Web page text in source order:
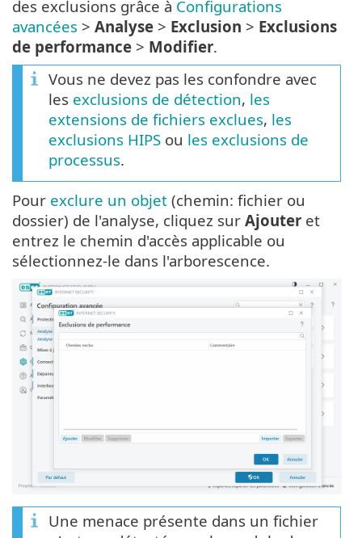
des exclusions grâce à Configurations
avancées > Analyse > Exclusion > Exclusions
de performance > Modifier.
Vous ne devez pas les confondre avec
les exclusions de détection, les
extensions de fichiers exclues, les
exclusions HIPS ou les exclusions de
processus.
Pour exclure un objet (chemin: fichier ou
dossier) de l'analyse, cliquez sur Ajouter et
entrez le chemin d'accès applicable ou
sélectionnez-le dans l'arborescence.
Une menace présente dans un fichier